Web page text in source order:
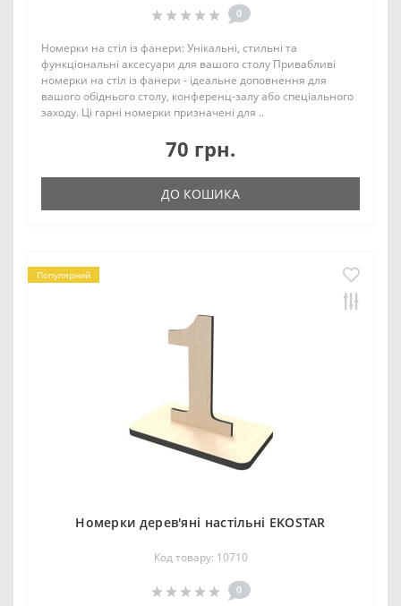
0
Номерки на стіл із фанери: Унікальні, стильні та
функціональні аксесуари для вашого столу Привабливі
номерки на стіл із фанери - ідеальне доповнення для
вашого обіднього столу, конференц-залу або спеціального
заходу. Ці гарні номерки призначені для ..
70 грн.
ДО КОШИКА
Популярний
Номерки дерев'яні настільні EKOSTAR
Код товару: 10710
0